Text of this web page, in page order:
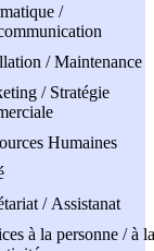
/
/ Maintenance
/ Stratégie
Humaines
/ Assistanat
à la personne / à la